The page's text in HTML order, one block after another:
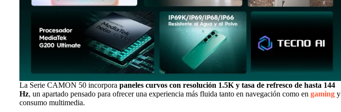
La Serie CAMON 50 incorpora paneles curvos con resolución 1.5K y tasa de refresco de hasta 144
Hz, un apartado pensado para ofrecer una experiencia más fluida tanto en navegación como en gaming y
consumo multimedia.